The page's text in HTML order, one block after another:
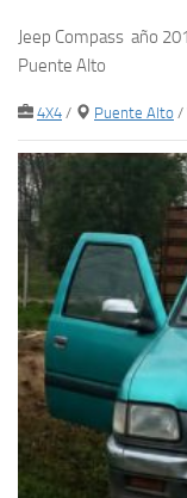
Jeep Compass año
Puente Alto
4X4 / Puente Alto /